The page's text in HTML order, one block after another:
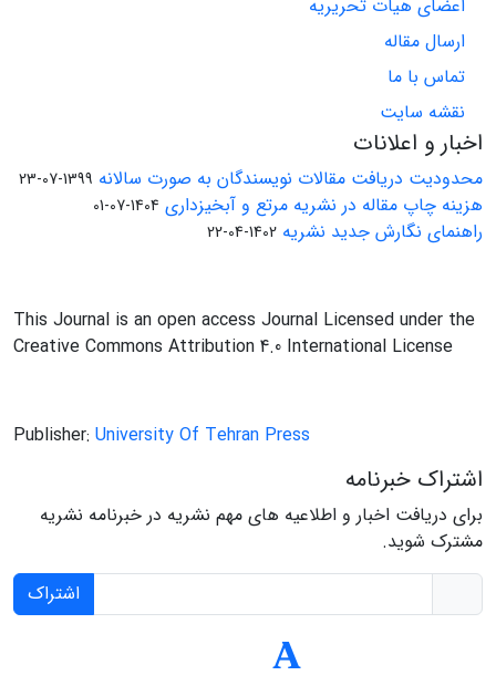
اعضای هیات تحریریه
ارسال مقاله
تماس با ما
نقشه سایت
اخبار و اعلانات
محدودیت دریافت مقالات نویسندگان به صورت سالانه 1399-07-23
هزینه چاپ مقاله در نشریه مرتع و آبخیزداری 1404-07-01
راهنمای نگارش جدید نشریه 1402-04-22
This Journal is an open access Journal Licensed under the
Creative Commons Attribution 4.0 International License
Publisher: University Of Tehran Press
اشتراک خبرنامه
برای دریافت اخبار و اطلاعیه های مهم نشریه در خبرنامه نشریه
مشترک شوید.
اشتراک